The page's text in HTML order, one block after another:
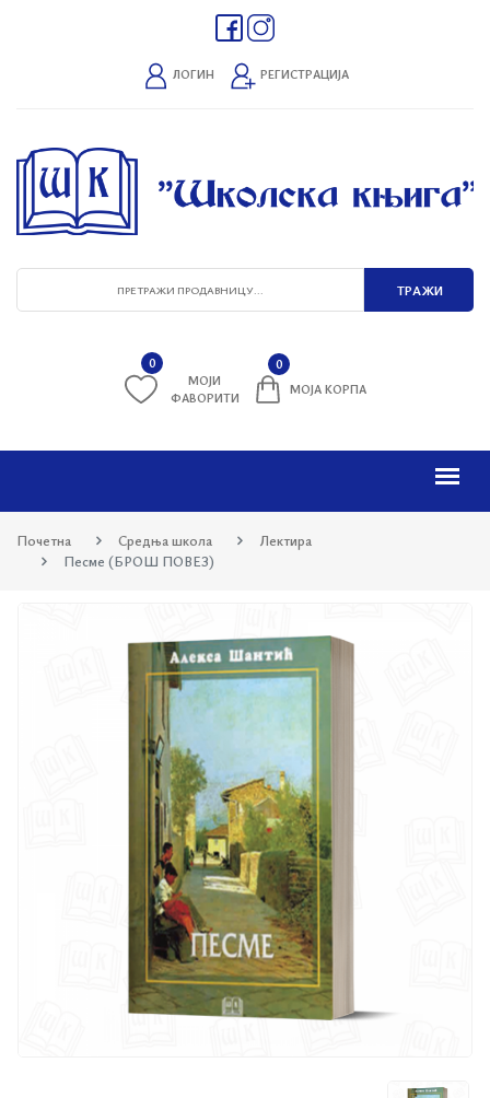
ЛОГИН РЕГИСТРАЦИЈА
0
МОЈИ
ФАВОРИТИ
0
МОЈА КОРПА
Почетна Средња школа
Лектира
Песме (БРОШ ПОВЕЗ)